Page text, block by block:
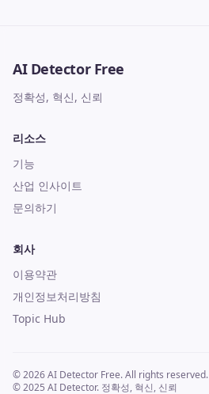
AI Detector Free
정확성, 혁신, 신뢰
리소스
기능
산업 인사이트
문의하기
회사
이용약관
개인정보처리방침
Topic Hub
© 2026 AI Detector Free. All rights reserved.
© 2025 AI Detector. 정확성, 혁신, 신뢰